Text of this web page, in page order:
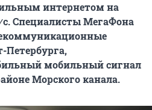
интернетом на
Специалисты МегаФона
Петербурга,
мобильный сигнал
Морского канала.